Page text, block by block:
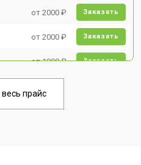
от 2000 ₽ Заказать
от 2000 ₽ Заказать
от 1900 ₽ Заказать
весь прайс